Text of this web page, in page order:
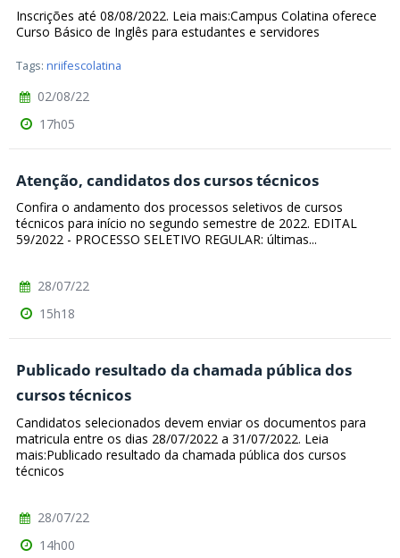
Inscrições até 08/08/2022. Leia mais:Campus Colatina oferece
Curso Básico de Inglês para estudantes e servidores
Tags: nriifescolatina
02/08/22
17h05
Atenção, candidatos dos cursos técnicos
Confira o andamento dos processos seletivos de cursos
técnicos para início no segundo semestre de 2022. EDITAL
59/2022 - PROCESSO SELETIVO REGULAR: últimas...
28/07/22
15h18
Publicado resultado da chamada pública dos
cursos técnicos
Candidatos selecionados devem enviar os documentos para
matricula entre os dias 28/07/2022 a 31/07/2022. Leia
mais:Publicado resultado da chamada pública dos cursos
técnicos
28/07/22
14h00